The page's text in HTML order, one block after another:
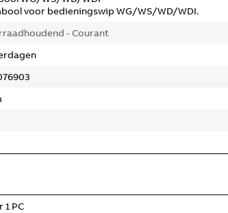
voor bedieningswip WG/WS/WD/WDI.
- Courant
1 PC